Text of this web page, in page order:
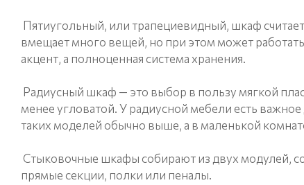
Пятиугольный, или трапециевидный, шкаф
вмещает много вещей, но при этом может
акцент, а полноценная система хранения.
Радиусный шкаф — это выбор в пользу мягкой
менее угловатой. У радиусной мебели есть важное
таких моделей обычно выше, а в маленькой
Стыковочные шкафы собирают из двух модулей,
прямые секции, полки или пеналы.